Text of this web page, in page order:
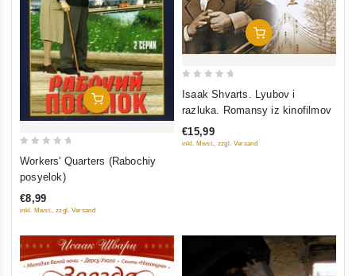
Add To Cart
5
Workers' Quarters (Rabochiy
posyelok)
€8,99
inkl. Mwst., zzgl. Versand
Add To Cart
5
Isaak Shvarts. Lyubov i
razluka. Romansy iz kinofilmov
€15,99
inkl. Mwst., zzgl. Versand